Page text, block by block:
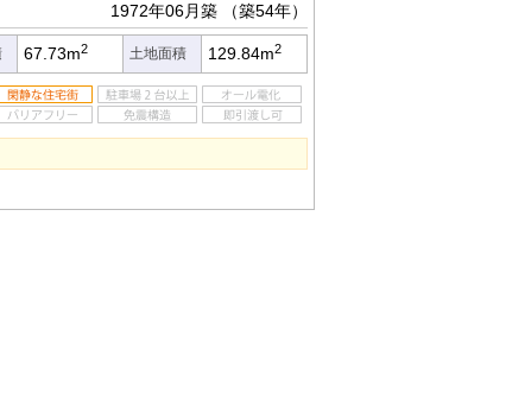
1972年06月築 （築54年）
67.73m2 土地面積 129.84m2